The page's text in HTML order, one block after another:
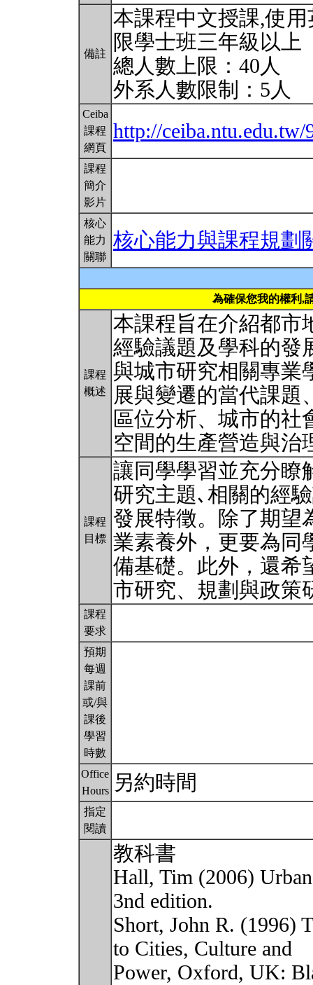
備註
本課程中文授課,使
限學士班三年級以上
總人數上限：40人
外系人數限制：5人
Ceiba
課程
網頁
http://ceiba.ntu.edu.tw/
課程
簡介
影片
核心
能力
關聯
核心能力與課程規劃
為確保您我的權利,
課程
概述
本課程旨在介紹都市
經驗議題及學科的發
與城市研究相關專業
展與變遷的當代課題
區位分析、城市的
空間的生產營造與
課程
目標
讓同學學習並充分瞭
研究主題､相關的經
發展特徵。除了期望
業素養外，更要為同
備基礎。此外，還希
市研究、規劃與政策
課程
要求
預期
每週
課前
或/與
課後
學習
時數
Office
Hours
另約時間
指定
閱讀
教科書
Hall, Tim (2006)
3nd edition.
Short, John R. (1996)
to Cities, Culture and
Power, Oxford, UK: